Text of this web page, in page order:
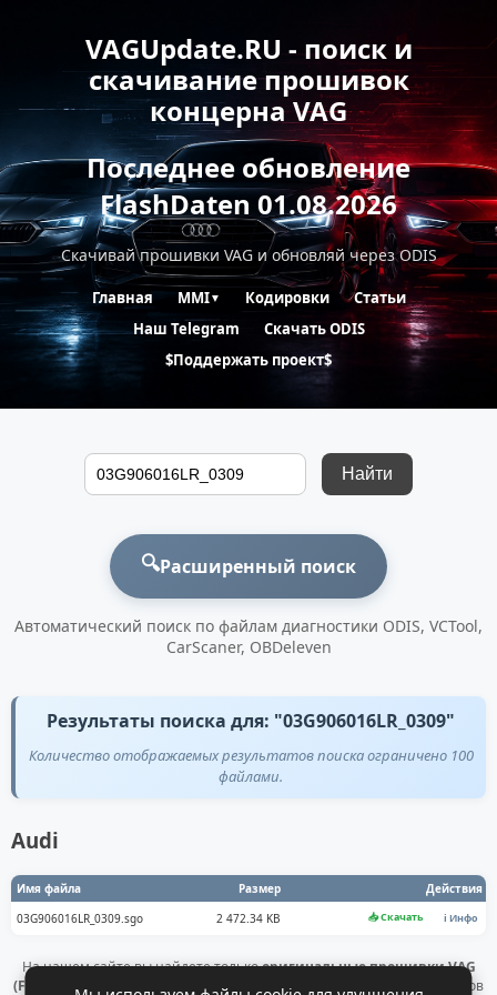
VAGUpdate.RU - поиск и
скачивание прошивок
концерна VAG
Последнее обновление
FlashDaten 01.08.2026
Скачивай прошивки VAG и обновляй через ODIS
Главная MMI▼ Кодировки
Статьи
Наш Telegram
Скачать ODIS
$Поддержать проект$
Найти
🔍Расширенный поиск
Автоматический поиск по файлам диагностики ODIS, VCTool,
CarScaner, OBDeleven
Результаты поиска для: "03G906016LR_0309"
Количество отображаемых результатов поиска ограничено 100
файлами.
Audi
Имя файла Размер
Действия
03G906016LR_0309.sgo
2 472.34 KB 📥 Скачать ℹ️ Инфо
На нашем сайте вы найдете толькооригинальные прошивки VAG
(Flashdaten)
. Все файлы получены напрямую с официальных серверов